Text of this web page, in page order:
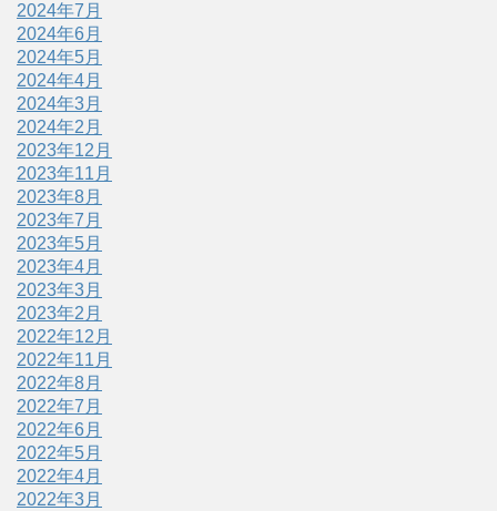
2024年7月
2024年6月
2024年5月
2024年4月
2024年3月
2024年2月
2023年12月
2023年11月
2023年8月
2023年7月
2023年5月
2023年4月
2023年3月
2023年2月
2022年12月
2022年11月
2022年8月
2022年7月
2022年6月
2022年5月
2022年4月
2022年3月